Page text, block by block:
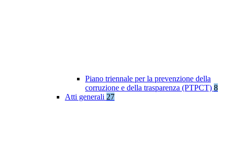
Piano triennale per la prevenzione della
corruzione e della trasparenza (PTPCT) 8
Atti generali 27